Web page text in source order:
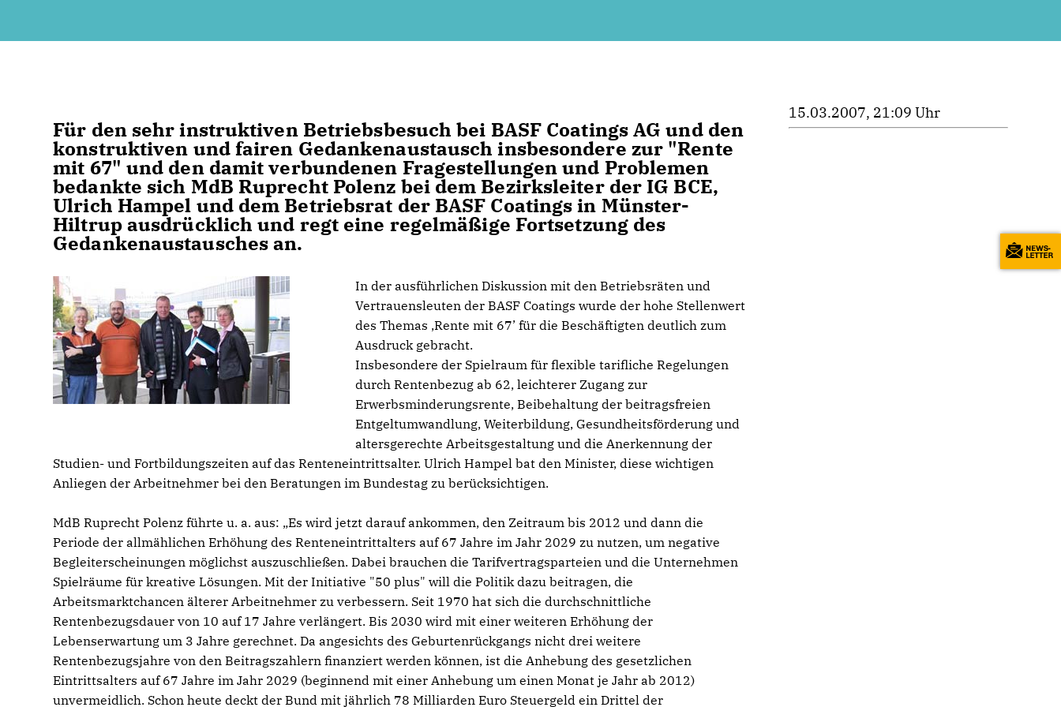
Für den sehr instruktiven Betriebsbesuch bei BASF Coatings AG und den
konstruktiven und fairen Gedankenaustausch insbesondere zur "Rente
mit 67" und den damit verbundenen Fragestellungen und Problemen
bedankte sich MdB Ruprecht Polenz bei dem Bezirksleiter der IG BCE,
Ulrich Hampel und dem Betriebsrat der BASF Coatings in Münster-
Hiltrup ausdrücklich und regt eine regelmäßige Fortsetzung des
Gedankenaustausches an.
In der ausführlichen Diskussion mit den Betriebsräten und
Vertrauensleuten der BASF Coatings wurde der hohe Stellenwert
des Themas ‚Rente mit 67’ für die Beschäftigten deutlich zum
Ausdruck gebracht.
Insbesondere der Spielraum für flexible tarifliche Regelungen
durch Rentenbezug ab 62, leichterer Zugang zur
Erwerbsminderungsrente, Beibehaltung der beitragsfreien
Entgeltumwandlung, Weiterbildung, Gesundheitsförderung und
altersgerechte Arbeitsgestaltung und die Anerkennung der
Studien- und Fortbildungszeiten auf das Renteneintrittsalter. Ulrich Hampel bat den Minister, diese wichtigen
Anliegen der Arbeitnehmer bei den Beratungen im Bundestag zu berücksichtigen.
MdB Ruprecht Polenz führte u. a. aus: „Es wird jetzt darauf ankommen, den Zeitraum bis 2012 und dann die
Periode der allmählichen Erhöhung des Renteneintrittalters auf 67 Jahre im Jahr 2029 zu nutzen, um negative
Begleiterscheinungen möglichst auszuschließen. Dabei brauchen die Tarifvertragsparteien und die Unternehmen
Spielräume für kreative Lösungen. Mit der Initiative "50 plus" will die Politik dazu beitragen, die
Arbeitsmarktchancen älterer Arbeitnehmer zu verbessern. Seit 1970 hat sich die durchschnittliche
Rentenbezugsdauer von 10 auf 17 Jahre verlängert. Bis 2030 wird mit einer weiteren Erhöhung der
Lebenserwartung um 3 Jahre gerechnet. Da angesichts des Geburtenrückgangs nicht drei weitere
Rentenbezugsjahre von den Beitragszahlern finanziert werden können, ist die Anhebung des gesetzlichen
Eintrittsalters auf 67 Jahre im Jahr 2029 (beginnend mit einer Anhebung um einen Monat je Jahr ab 2012)
unvermeidlich. Schon heute deckt der Bund mit jährlich 78 Milliarden Euro Steuergeld ein Drittel der
15.03.2007, 21:09 Uhr